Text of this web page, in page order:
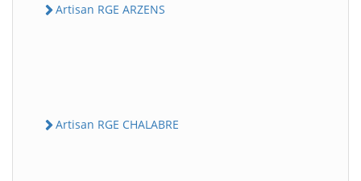
Artisan RGE ARZENS
Artisan RGE CHALABRE